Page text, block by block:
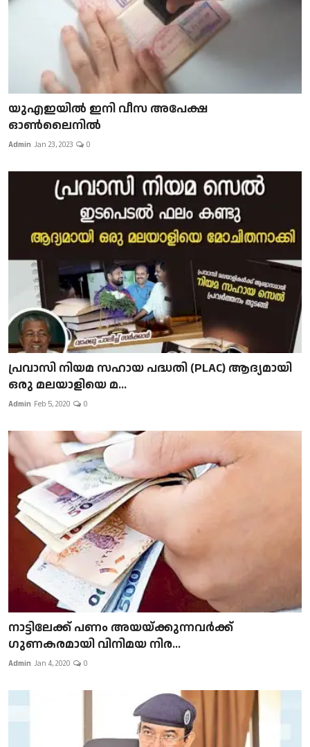
യുഎഇയിൽ ഇനി വീസ അപേക്ഷ
ഓൺലൈനിൽ
Admin Jan 23, 2023 0
പ്രവാസി നിയമ സഹായ പദ്ധതി (PLAC) ആദ്യമായി
ഒരു മലയാളിയെ മ...
Admin Feb 5, 2020 0
നാട്ടിലേക്ക് പണം അയയ്ക്കുന്നവർക്ക്
ഗുണകരമായി വിനിമയ നിര...
Admin Jan 4, 2020 0